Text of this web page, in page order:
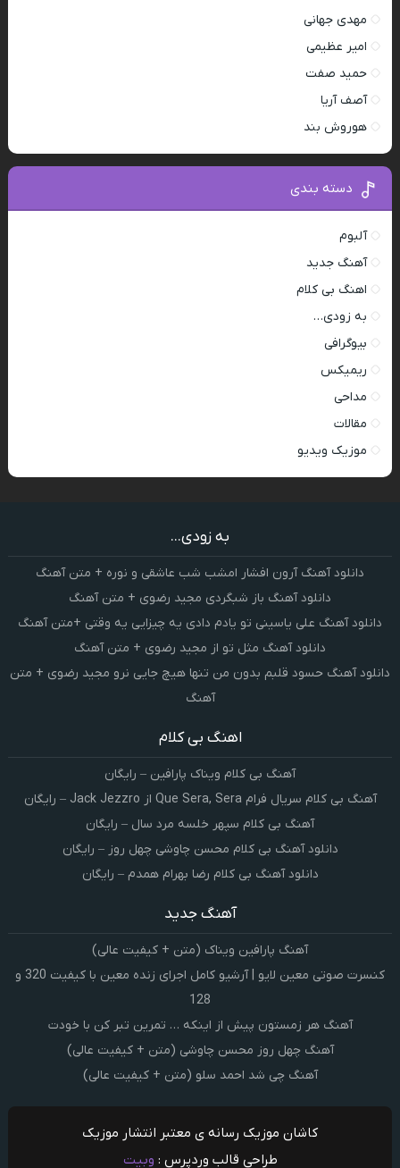
مهدی جهانی
امیر عظیمی
حمید صفت
آصف آریا
هوروش بند
دسته بندی
آلبوم
آهنگ جدید
اهنگ بی کلام
به زودی…
بیوگرافی
ریمیکس
مداحی
مقالات
موزیک ویدیو
به زودی...
دانلود آهنگ آرون افشار امشب شب عاشقی و نوره + متن آهنگ
دانلود آهنگ باز شبگردی مجید رضوی + متن آهنگ
دانلود آهنگ علی یاسینی تو یادم دادی یه چیزایی یه وقتی +متن آهنگ
دانلود آهنگ مثل تو از مجید رضوی + متن آهنگ
دانلود آهنگ حسود قلبم بدون من تنها هیچ جایی نرو مجید رضوی + متن
آهنگ
اهنگ بی کلام
آهنگ بی کلام ویناک پارافین – رایگان
آهنگ بی کلام سریال فرام Que Sera, Sera از Jack Jezzro – رایگان
آهنگ بی کلام سپهر خلسه مرد سال – رایگان
دانلود آهنگ بی کلام محسن چاوشی چهل روز – رایگان
دانلود آهنگ بی کلام رضا بهرام همدم – رایگان
آهنگ جدید
آهنگ پارافین ویناک (متن + کیفیت عالی)
کنسرت صوتی معین لایو | آرشیو کامل اجرای زنده معین با کیفیت 320 و
128
آهنگ هر زمستون پیش از اینکه … تمرین تبر کن با خودت
آهنگ چهل روز محسن چاوشی (متن + کیفیت عالی)
آهنگ چی شد احمد سلو (متن + کیفیت عالی)
کاشان موزیک رسانه ی معتبر انتشار موزیک
طراحی قالب وردپرس : وبیت